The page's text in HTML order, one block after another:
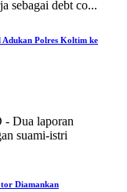
sebagai debt co...
Adukan Polres Koltim ke
Dua laporan
suami-istri
Diamankan